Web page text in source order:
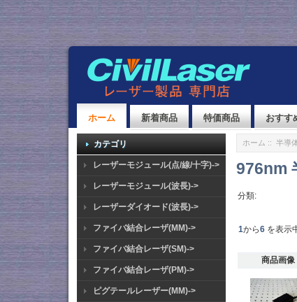
ホーム 新着商品 特価商品 おすす
カテゴリ
レーザーモジュール(点/線/十字)->
レーザーモジュール(波長)->
レーザーダイオード(波長)->
ファイバ結合レーザ(MM)->
ファイバ結合レーザ(SM)->
ファイバ結合レーザ(PM)->
ピグテールレーザー(MM)->
ホーム :: 半導
976nm
分類:
1から6を表示
商品画像